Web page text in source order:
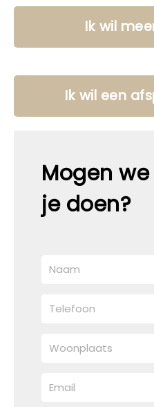
Ik wil
Ik wil een
Mogen
je doen?